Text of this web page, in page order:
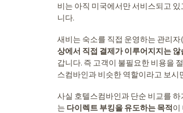
비는 아직 미국에서만 서비스되고
니다.
새비는 숙소를 직접 운영하는 관리
상에서 직접 결제가 이루어지지는
갑니다. 즉 고객이 불필요한 비용을
스컴바인과 비슷한 역할이라고 보시
사실 호텔스컴바인과 단순 비교를
는 다이렉트 부킹을 유도하는 목적이